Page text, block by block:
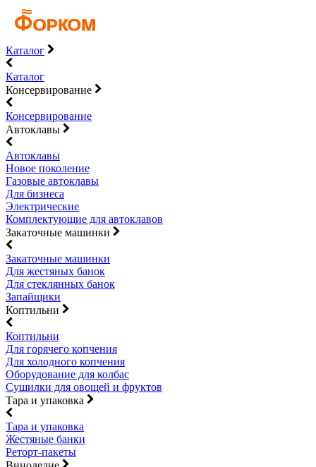
Каталог
Каталог
Консервирование
Консервирование
Автоклавы
Автоклавы
Новое поколение
Газовые автоклавы
Для бизнеса
Электрические
Комплектующие для автоклавов
Закаточные машинки
Закаточные машинки
Для жестяных банок
Для стеклянных банок
Запайщики
Коптильни
Коптильни
Для горячего копчения
Для холодного копчения
Оборудование для колбас
Сушилки для овощей и фруктов
Тара и упаковка
Тара и упаковка
Жестяные банки
Реторт-пакеты